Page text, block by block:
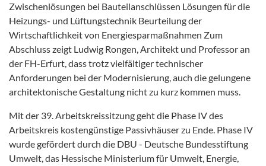
Zwischenlösungen bei Bauteilanschlüssen Lösungen für die
Heizungs- und Lüftungstechnik Beurteilung der
Wirtschaftlichkeit von Energiesparmaßnahmen Zum
Abschluss zeigt Ludwig Rongen, Architekt und Professor an
der FH-Erfurt, dass trotz vielfältiger technischer
Anforderungen bei der Modernisierung, auch die gelungene
architektonische Gestaltung nicht zu kurz kommen muss.
Mit der 39. Arbeitskreissitzung geht die Phase IV des
Arbeitskreis kostengünstige Passivhäuser zu Ende. Phase IV
wurde gefördert durch die DBU - Deutsche Bundesstiftung
Umwelt, das Hessische Ministerium für Umwelt, Energie,